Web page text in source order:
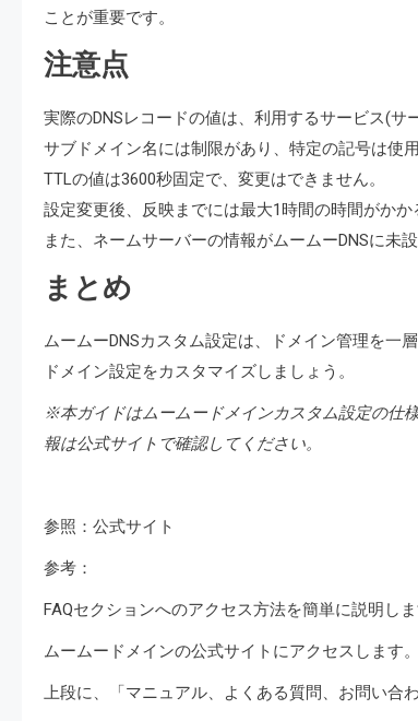
ことが重要です。
注意点
実際のDNSレコードの値は、利用するサービス(サ
サブドメイン名には制限があり、特定の記号は使用
TTLの値は3600秒固定で、変更はできません。
設定変更後、反映までには最大1時間の時間がかか
また、ネームサーバーの情報がムームーDNSに未
まとめ
ムームーDNSカスタム設定は、ドメイン管理を一
ドメイン設定をカスタマイズしましょう。
※本ガイドはムームードメインカスタム設定の仕
報は公式サイトで確認してください。
参照：公式サイト
参考：
FAQセクションへのアクセス方法を簡単に説明しま
ムームードメインの公式サイトにアクセスします。
上段に、「マニュアル、よくある質問、お問い合